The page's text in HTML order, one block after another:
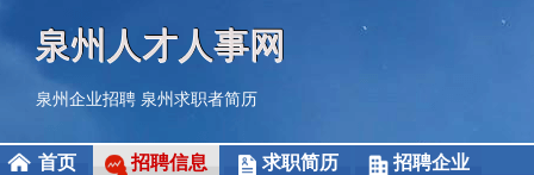
泉州人才人事网
泉州企业招聘 泉州求职者简历
首页 招聘信息 求职简历 招聘企业